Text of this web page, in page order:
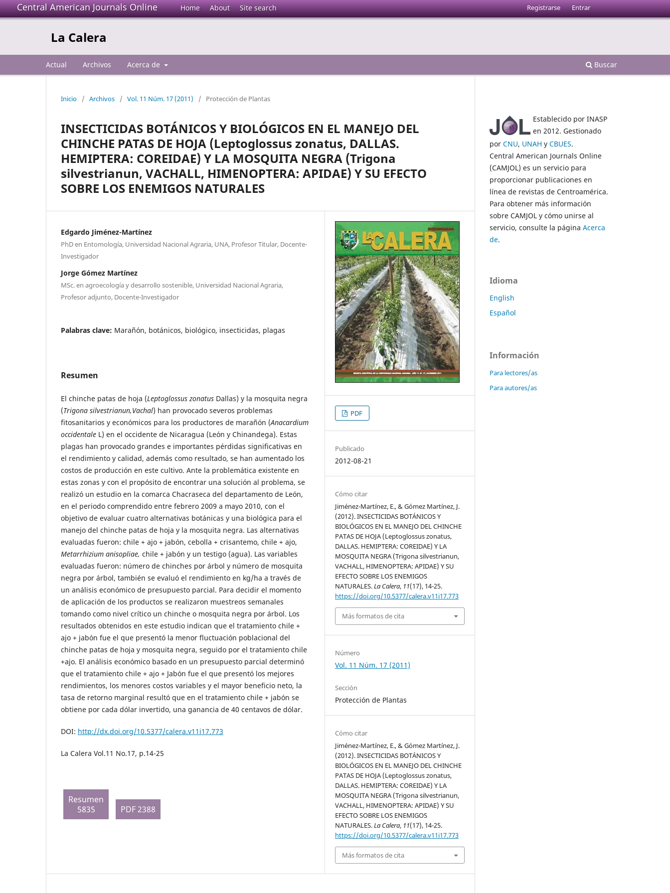
Central American Journals Online Home About Site search
La Calera
Actual Archivos Acerca de Buscar
Registrarse Entrar
Inicio / Archivos / Vol. 11 Núm. 17 (2011) / Protección de Plantas
INSECTICIDAS BOTÁNICOS Y BIOLÓGICOS EN EL MANEJO DEL
CHINCHE PATAS DE HOJA (Leptoglossus zonatus, DALLAS.
HEMIPTERA: COREIDAE) Y LA MOSQUITA NEGRA (Trigona
silvestrianun, VACHALL, HIMENOPTERA: APIDAE) Y SU EFECTO
SOBRE LOS ENEMIGOS NATURALES
Edgardo Jiménez-Martínez
PhD en Entomología, Universidad Nacional Agraria, UNA, Profesor Titular, Docente-
Investigador
Jorge Gómez Martínez
MSc. en agroecología y desarrollo sostenible, Universidad Nacional Agraria,
Profesor adjunto, Docente-Investigador
Palabras clave: Marañón, botánicos, biológico, insecticidas, plagas
Resumen
El chinche patas de hoja (Leptoglossus zonatus Dallas) y la mosquita negra
(Trigona silvestrianun,Vachal) han provocado severos problemas
fitosanitarios y económicos para los productores de marañón (Anacardium
occidentale L) en el occidente de Nicaragua (León y Chinandega). Estas
plagas han provocado grandes e importantes pérdidas significativas en
el rendimiento y calidad, además como resultado, se han aumentado los
costos de producción en este cultivo. Ante la problemática existente en
estas zonas y con el propósito de encontrar una solución al problema, se
realizó un estudio en la comarca Chacraseca del departamento de León,
en el periodo comprendido entre febrero 2009 a mayo 2010, con el
objetivo de evaluar cuatro alternativas botánicas y una biológica para el
manejo del chinche patas de hoja y la mosquita negra. Las alternativas
evaluadas fueron: chile + ajo + jabón, cebolla + crisantemo, chile + ajo,
Metarrhizium anisopliae, chile + jabón y un testigo (agua). Las variables
evaluadas fueron: número de chinches por árbol y número de mosquita
negra por árbol, también se evaluó el rendimiento en kg/ha a través de
un análisis económico de presupuesto parcial. Para decidir el momento
de aplicación de los productos se realizaron muestreos semanales
tomando como nivel crítico un chinche o mosquita negra por árbol. Los
resultados obtenidos en este estudio indican que el tratamiento chile +
ajo + jabón fue el que presentó la menor fluctuación poblacional del
chinche patas de hoja y mosquita negra, seguido por el tratamiento chile
+ajo. El análisis económico basado en un presupuesto parcial determinó
que el tratamiento chile + ajo + Jabón fue el que presentó los mejores
rendimientos, los menores costos variables y el mayor beneficio neto, la
tasa de retorno marginal resultó que en el tratamiento chile + jabón se
obtiene por cada dólar invertido, una ganancia de 40 centavos de dólar.
DOI: http://dx.doi.org/10.5377/calera.v11i17.773
La Calera Vol.11 No.17, p.14-25
Resumen
5835
PDF 2388
PDF
Publicado
2012-08-21
Cómo citar
Jiménez-Martínez, E., & Gómez Martínez, J.
(2012). INSECTICIDAS BOTÁNICOS Y
BIOLÓGICOS EN EL MANEJO DEL CHINCHE
PATAS DE HOJA (Leptoglossus zonatus,
DALLAS. HEMIPTERA: COREIDAE) Y LA
MOSQUITA NEGRA (Trigona silvestrianun,
VACHALL, HIMENOPTERA: APIDAE) Y SU
EFECTO SOBRE LOS ENEMIGOS
NATURALES.La Calera, 11(17), 14-25.
https://doi.org/10.5377/calera.v11i17.773
Más formatos de cita
Número
Vol. 11 Núm. 17 (2011)
Sección
Protección de Plantas
Cómo citar
Jiménez-Martínez, E., & Gómez Martínez, J.
(2012). INSECTICIDAS BOTÁNICOS Y
BIOLÓGICOS EN EL MANEJO DEL CHINCHE
PATAS DE HOJA (Leptoglossus zonatus,
DALLAS. HEMIPTERA: COREIDAE) Y LA
MOSQUITA NEGRA (Trigona silvestrianun,
VACHALL, HIMENOPTERA: APIDAE) Y SU
EFECTO SOBRE LOS ENEMIGOS
NATURALES.La Calera, 11(17), 14-25.
https://doi.org/10.5377/calera.v11i17.773
Más formatos de cita
Establecido por INASP
en 2012. Gestionado
por CNU, UNAH y CBUES.
Central American Journals Online
(CAMJOL) es un servicio para
proporcionar publicaciones en
línea de revistas de Centroamérica.
Para obtener más información
sobre CAMJOL y cómo unirse al
servicio, consulte la página Acerca
de.
Idioma
English
Español
Información
Para lectores/as
Para autores/as